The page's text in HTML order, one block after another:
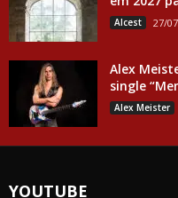
Alcest 27/
Alex
single
Alex Meister
YOUTUBE